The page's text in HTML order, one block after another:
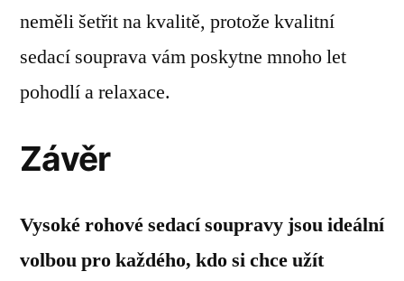
neměli šetřit na kvalitě, protože kvalitní
sedací souprava vám poskytne mnoho let
pohodlí a relaxace.
Závěr
Vysoké rohové sedací soupravy jsou ideální
volbou pro každého, kdo si chce užít